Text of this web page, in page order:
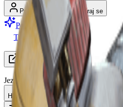
Prijavi se Registriraj se
Postani Premium
Tražim grupu
Jezik
HR Hrvatski